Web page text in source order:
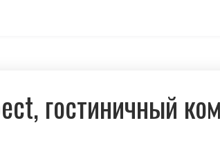
гостиничный